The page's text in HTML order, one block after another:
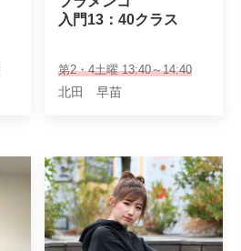
入門13：40クラス
第2・4土曜 13:40～14:40
北田 早苗